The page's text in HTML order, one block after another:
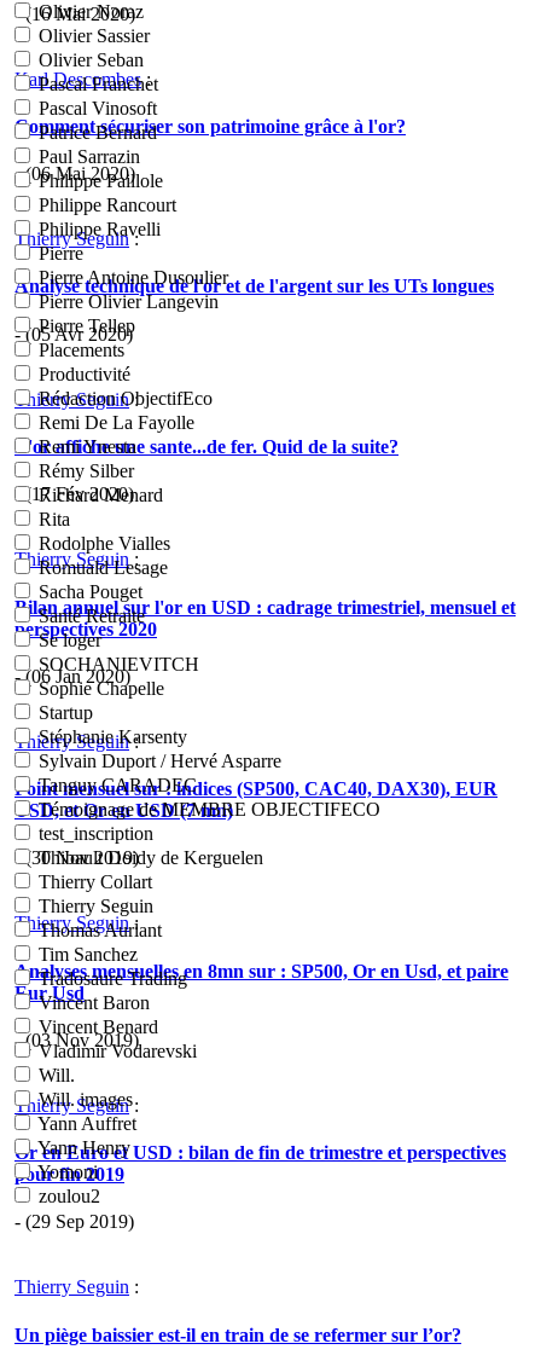
Olivier Noraz
Olivier Sassier
Olivier Seban
Pascal Franchet
Pascal Vinosoft
Patrice Bernard
Paul Sarrazin
Philippe Paillole
Philippe Rancourt
Philippe Ravelli
Pierre
Pierre Antoine Dusoulier
Pierre Olivier Langevin
Pierre Tellep
Placements
Productivité
Rédaction ObjectifEco
Remi De La Fayolle
Remi Ynesta
Rémy Silber
Richard Menard
Rita
Rodolphe Vialles
Romuald Lesage
Sacha Pouget
Santé Retraite
Se loger
SOCHANIEVITCH
Sophie Chapelle
Startup
Stéphanie Karsenty
Sylvain Duport / Hervé Asparre
Tanguy CARADEC
Témoignage de MEMBRE OBJECTIFECO
test_inscription
Thibault Doidy de Kerguelen
Thierry Collart
Thierry Seguin
Thomas Aurlant
Tim Sanchez
Tradosaure Trading
Vincent Baron
Vincent Benard
Vladimir Vodarevski
Will.
Will. images
Yann Auffret
Yann Henry
Yomoni
zoulou2
- (16 Mai 2020)
Karl Descombes:
Comment sécuriser son patrimoine grâce à l'or?
- (06 Mai 2020)
Thierry Seguin:
Analyse technique de l'or et de l'argent sur les UTs longues
- (05 Avr 2020)
Thierry Seguin:
L'or affiche une sante...de fer. Quid de la suite?
- (17 Fév 2020)
Thierry Seguin :
Bilan annuel sur l'or en USD : cadrage trimestriel, mensuel et
perspectives 2020
- (06 Jan 2020)
Thierry Seguin:
Point mensuel sur : indices (SP500, CAC40, DAX30), EUR
USD, et Or en USD (7 mn)
- (30 Nov 2019)
Thierry Seguin:
Analyses mensuelles en 8mn sur : SP500, Or en Usd, et paire
Eur Usd
- (03 Nov 2019)
Thierry Seguin:
Or en Euro et USD : bilan de fin de trimestre et perspectives
pour fin 2019
- (29 Sep 2019)
Thierry Seguin :
Un piège baissier est-il en train de se refermer sur l’or?